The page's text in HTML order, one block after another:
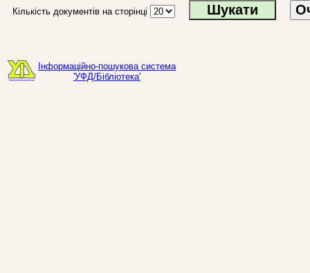
Кількість документів на сторінці
Інформаційно-пошукова система
'УФД/Бібліотека'